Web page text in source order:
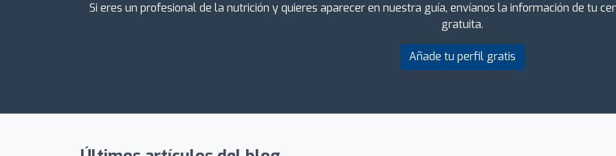
Si eres un profesional de la nutrición y quieres aparecer en nuestra guía, envíanos la información de tu
gratuita.
Añade tu perfil gratis